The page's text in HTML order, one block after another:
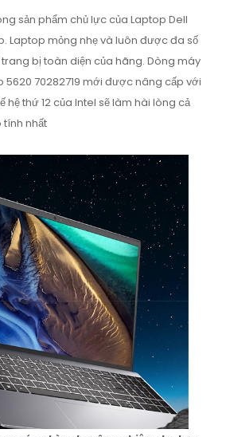
sản phẩm chủ lực của Laptop Dell
Laptop mỏng nhẹ và luôn được đa số
bị toàn diện của hãng. Dòng máy
5620 70282719 mới được nâng cấp với
hệ thứ 12 của Intel sẽ làm hài lòng cả
nhất